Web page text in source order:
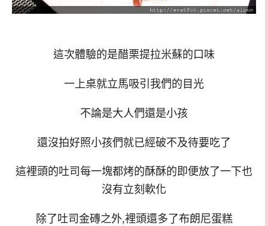
這次體驗的是醋栗提拉米蘇的口味
一上桌就立馬吸引我們的目光
不論是大人們還是小孩
還沒拍好照小孩們就已經破不及待要吃了
這裡頭的吐司每一塊都烤的酥酥的即便放了一下也
沒有立刻軟化
除了吐司金磚之外,裡頭還多了布朗尼蛋糕